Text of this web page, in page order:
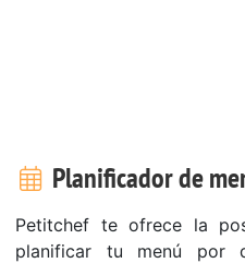
Planificador de
Petitchef te ofrece la
planificar tu menú por